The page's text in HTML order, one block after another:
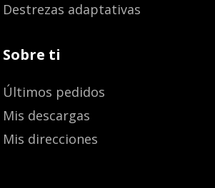
Destrezas adaptativas
Sobre ti
Últimos pedidos
Mis descargas
Mis direcciones